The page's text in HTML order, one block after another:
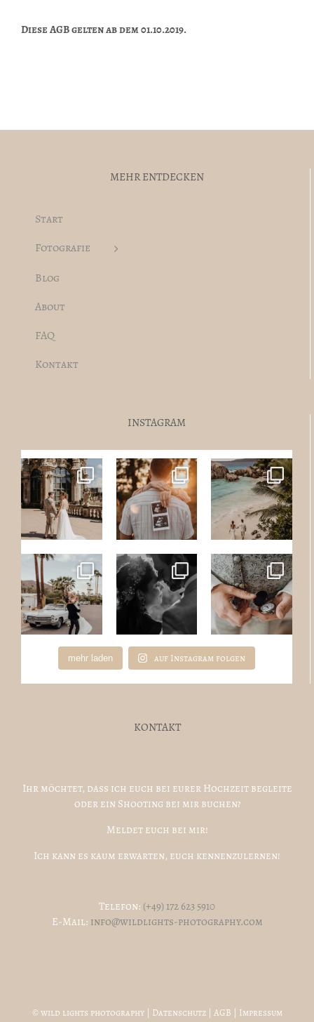
Diese AGB gelten ab dem 01.10.2019.
MEHR ENTDECKEN
Start
Fotografie
Blog
About
FAQ
Kontakt
INSTAGRAM
mehr laden auf Instagram folgen
KONTAKT
Ihr möchtet, dass ich euch bei eurer Hochzeit begleite
oder ein Shooting bei mir buchen?
Meldet euch bei mir!
Ich kann es kaum erwarten, euch kennenzulernen!
Telefon: (+49) 172 623 5910
E-Mail: info@wildlights-photography.com
© wild lights photography | Datenschutz| AGB | Impressum